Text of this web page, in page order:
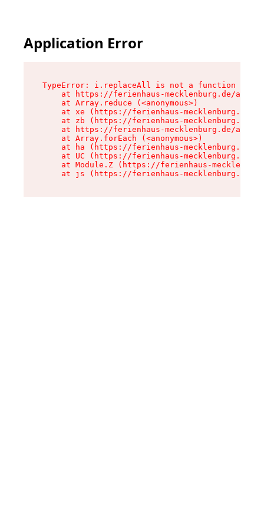
Application Error
TypeError: i.replaceAll is not a function
at https://ferienhaus-mecklenburg.de/
    at Array.reduce (<anonymous>)
at xe (https://ferienhaus-mecklenburg.de/
at zb (https://ferienhaus-mecklenburg.de/
at https://ferienhaus-mecklenburg.de/
    at Array.forEach (<anonymous>)
at ha (https://ferienhaus-mecklenburg.de/
at UC (https://ferienhaus-mecklenburg.de/
at Module.Z (https://ferienhaus-
at js (https://ferienhaus-mecklenburg.de/